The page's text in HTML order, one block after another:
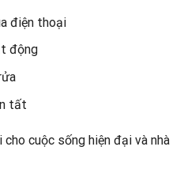
điện thoại
động
tất
cuộc sống hiện đại và nhà